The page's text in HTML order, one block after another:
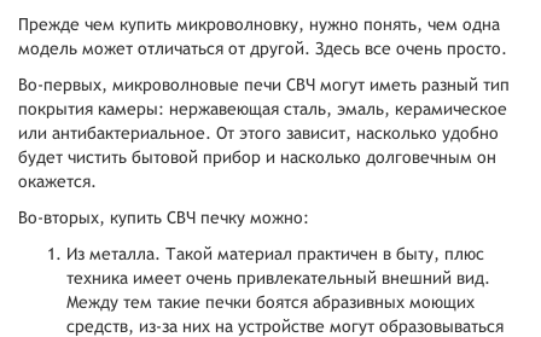
Прежде чем купить микроволновку, нужно понять, чем одна
модель может отличаться от другой. Здесь все очень просто.
Во-первых, микроволновые печи СВЧ могут иметь разный тип
покрытия камеры: нержавеющая сталь, эмаль, керамическое
или антибактериальное. От этого зависит, насколько удобно
будет чистить бытовой прибор и насколько долговечным он
окажется.
Во-вторых, купить СВЧ печку можно:
Из металла. Такой материал практичен в быту, плюс
техника имеет очень привлекательный внешний вид.
Между тем такие печки боятся абразивных моющих
средств, из-за них на устройстве могут образовываться